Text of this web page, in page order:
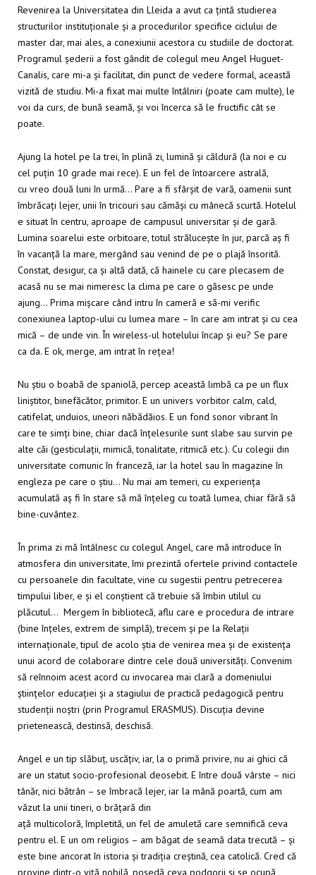
Revenirea la Universitatea din Lleida a avut ca țintă studierea
structurilor instituționale și a procedurilor specifice ciclului de
master dar, mai ales, a conexiunii acestora cu studiile de doctorat.
Programul șederii a fost gândit de colegul meu Angel Huguet-
Canalis, care mi-a și facilitat, din punct de vedere formal, această
vizită de studiu. Mi-a fixat mai multe întâlniri (poate cam multe), le
voi da curs, de bună seamă, și voi încerca să le fructific cât se
poate.
Ajung la hotel pe la trei, în plină zi, lumină și căldură (la noi e cu
cel puțin 10 grade mai rece). E un fel de întoarcere astrală,
cu vreo două luni în urmă… Pare a fi sfârșit de vară, oamenii sunt
îmbrăcați lejer, unii în tricouri sau cămăși cu mânecă scurtă. Hotelul
e situat în centru, aproape de campusul universitar și de gară.
Lumina soarelui este orbitoare, totul strălucește în jur, parcă aș fi
în vacanță la mare, mergând sau venind de pe o plajă însorită.
Constat, desigur, ca și altă dată, că hainele cu care plecasem de
acasă nu se mai nimeresc la clima pe care o găsesc pe unde
ajung… Prima mișcare când intru în cameră e să-mi verific
conexiunea laptop-ului cu lumea mare – în care am intrat și cu cea
mică – de unde vin. În wireless-ul hotelului încap și eu? Se pare
ca da. E ok, merge, am intrat în rețea!
Nu știu o boabă de spaniolă, percep această limbă ca pe un flux
liniștitor, binefăcător, primitor. E un univers vorbitor calm, cald,
catifelat, unduios, uneori năbădăios. E un fond sonor vibrant în
care te simți bine, chiar dacă înțelesurile sunt slabe sau survin pe
alte căi (gesticulații, mimică, tonalitate, ritmică etc.). Cu colegii din
universitate comunic în franceză, iar la hotel sau în magazine în
engleza pe care o știu… Nu mai am temeri, cu experiența
acumulată aș fi în stare să mă înțeleg cu toată lumea, chiar fără să
bine-cuvântez.
În prima zi mă întâlnesc cu colegul Angel, care mă introduce în
atmosfera din universitate, îmi prezintă ofertele privind contactele
cu persoanele din facultate, vine cu sugestii pentru petrecerea
timpului liber, e și el conștient că trebuie să îmbin utilul cu
plăcutul… Mergem în bibliotecă, aflu care e procedura de intrare
(bine înțeles, extrem de simplă), trecem și pe la Relații
internaționale, tipul de acolo știa de venirea mea și de existența
unui acord de colaborare dintre cele două universități. Convenim
să reînnoim acest acord cu invocarea mai clară a domeniului
științelor educației și a stagiului de practică pedagogică pentru
studenții noștri (prin Programul ERASMUS). Discuția devine
prietenească, destinsă, deschisă.
Angel e un tip slăbuț, uscățiv, iar, la o primă privire, nu ai ghici că
are un statut socio-profesional deosebit. E între două vârste – nici
tânăr, nici bătrân – se îmbracă lejer, iar la mână poartă, cum am
văzut la unii tineri, o brățară din
ață multicoloră, împletită, un fel de amuletă care semnifică ceva
pentru el. E un om religios – am băgat de seamă data trecută – și
este bine ancorat în istoria și tradiția creștină, cea catolică. Cred că
provine dintr-o viță nobilă, posedă ceva podgorii și se ocupă,